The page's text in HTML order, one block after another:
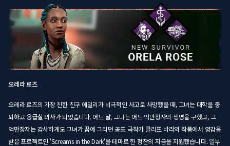
오레라 로즈
오레라 로즈의 가장 친한 친구 에밀리가 비극적인 사고로 사망했을 때, 그녀는 대학을 중
퇴하고 응급실 의사가 되었습니다. 어느 날, 그녀는 어느 억만장자의 생명을 구했고, 그
억만장자는 감사하게도 그녀가 꿈에 그리던 공포 극작가 클리프 바라의 작품에서 영감을
받은 프로젝트인 'Screams in the Dark'을 테마로 한 정찬의 자금을 지원했습니다. 일부